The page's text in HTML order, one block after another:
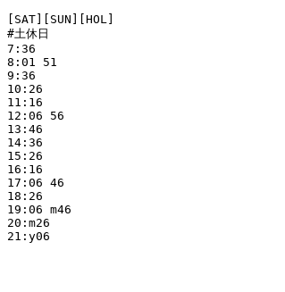
[SAT][SUN][HOL]
#土休日
7:36
8:01 51
9:36
10:26
11:16
12:06 56
13:46
14:36
15:26
16:16
17:06 46
18:26
19:06 m46
20:m26
21:y06